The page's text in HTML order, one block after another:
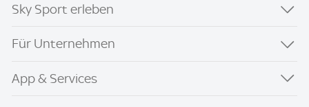
Sky Sport erleben
Für Unternehmen
App & Services